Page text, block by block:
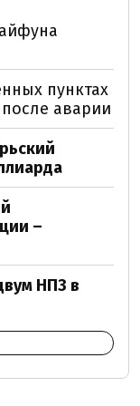
пунктах
аварии
–
НПЗ в